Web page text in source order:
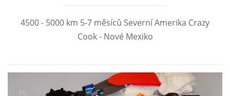
4500 - 5000 km 5-7 měsíců Severní Amerika Crazy
Cook - Nové Mexiko